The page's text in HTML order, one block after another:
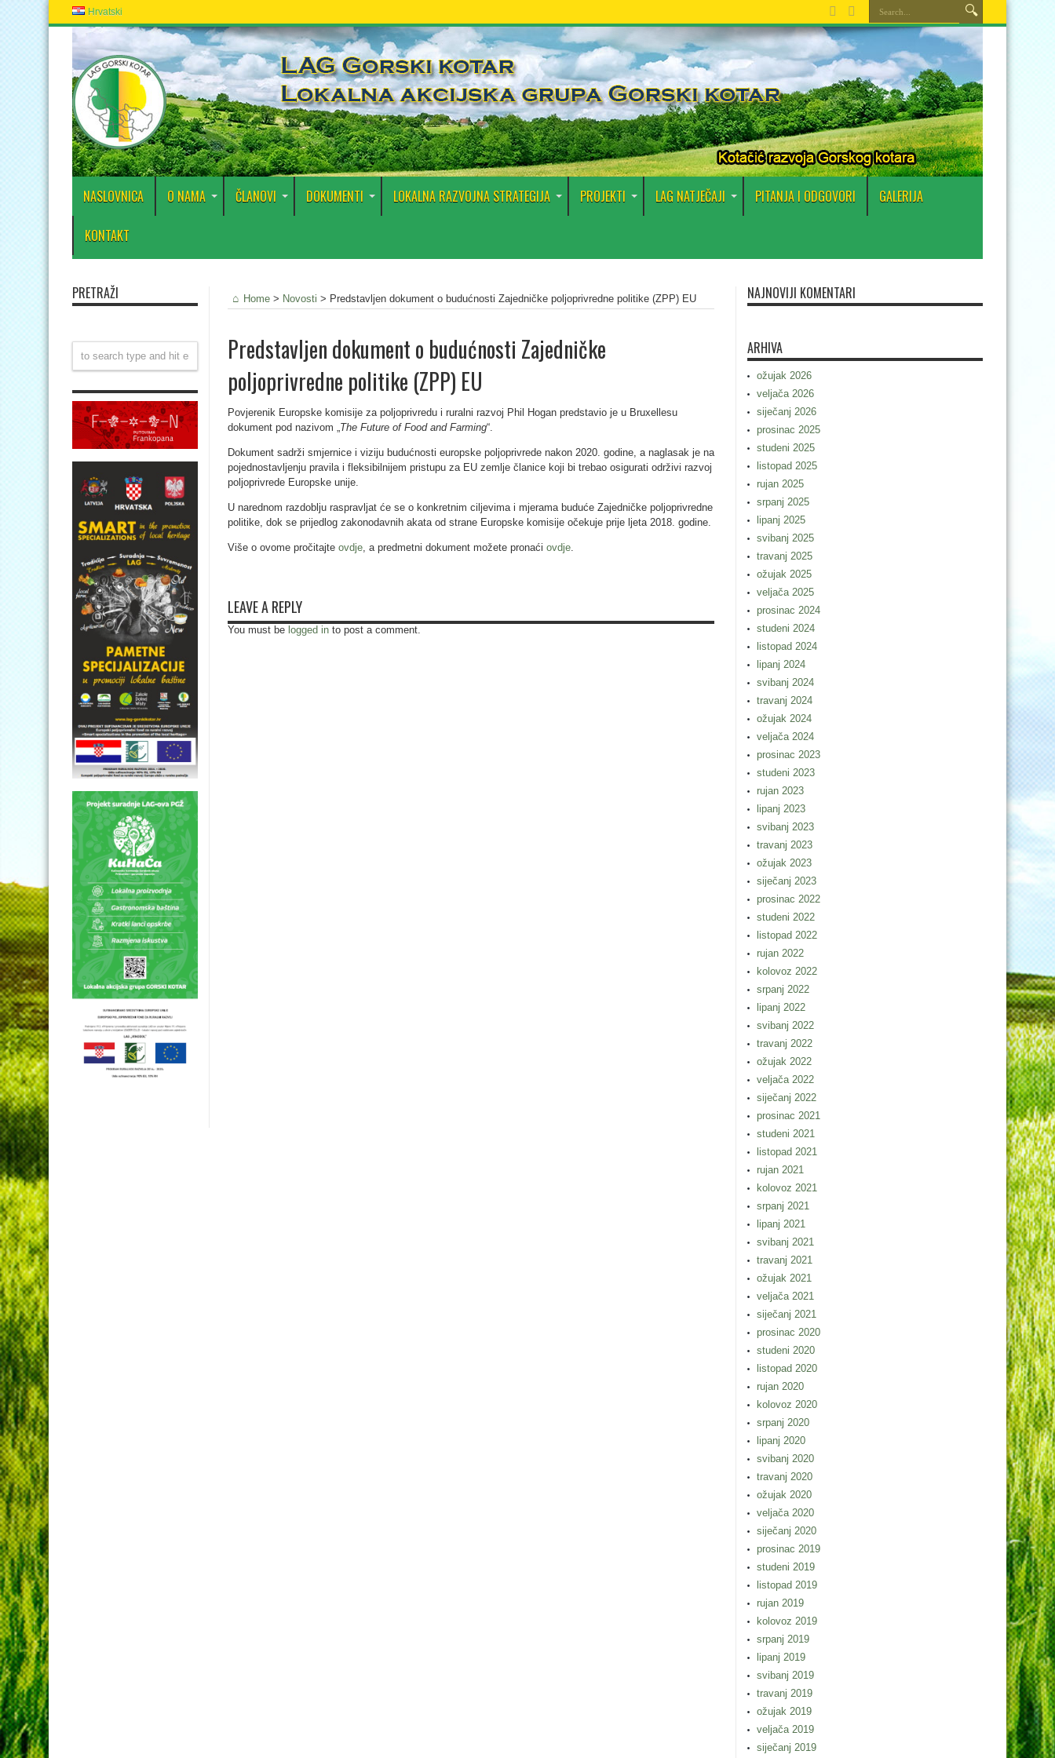
Hrvatski
NASLOVNICA O NAMA ČLANOVI DOKUMENTI LOKALNA RAZVOJNA STRATEGIJA PROJEKTI LAG NATJEČAJI PITANJA I ODGOVORI GALERIJA
KONTAKT
Home > Novosti > Predstavljen dokument o budućnosti Zajedničke poljoprivredne politike (ZPP) EU
Predstavljen dokument o budućnosti Zajedničke
poljoprivredne politike (ZPP) EU
Povjerenik Europske komisije za poljoprivredu i ruralni razvoj Phil Hogan predstavio je u Bruxellesu
dokument pod nazivom „The Future of Food and Farming“.
Dokument sadrži smjernice i viziju budućnosti europske poljoprivrede nakon 2020. godine, a naglasak je na
pojednostavljenju pravila i fleksibilnijem pristupu za EU zemlje članice koji bi trebao osigurati održivi razvoj
poljoprivrede Europske unije.
U narednom razdoblju raspravljat će se o konkretnim ciljevima i mjerama buduće Zajedničke poljoprivredne
politike, dok se prijedlog zakonodavnih akata od strane Europske komisije očekuje prije ljeta 2018. godine.
Više o ovome pročitajte ovdje, a predmetni dokument možete pronaći ovdje.
LEAVE A REPLY
You must be logged in to post a comment.
PRETRAŽI NAJNOVIJI KOMENTARI
ARHIVA
ožujak 2026
veljača 2026
siječanj 2026
prosinac 2025
studeni 2025
listopad 2025
rujan 2025
srpanj 2025
lipanj 2025
svibanj 2025
travanj 2025
ožujak 2025
veljača 2025
prosinac 2024
studeni 2024
listopad 2024
lipanj 2024
svibanj 2024
travanj 2024
ožujak 2024
veljača 2024
prosinac 2023
studeni 2023
rujan 2023
lipanj 2023
svibanj 2023
travanj 2023
ožujak 2023
siječanj 2023
prosinac 2022
studeni 2022
listopad 2022
rujan 2022
kolovoz 2022
srpanj 2022
lipanj 2022
svibanj 2022
travanj 2022
ožujak 2022
veljača 2022
siječanj 2022
prosinac 2021
studeni 2021
listopad 2021
rujan 2021
kolovoz 2021
srpanj 2021
lipanj 2021
svibanj 2021
travanj 2021
ožujak 2021
veljača 2021
siječanj 2021
prosinac 2020
studeni 2020
listopad 2020
rujan 2020
kolovoz 2020
srpanj 2020
lipanj 2020
svibanj 2020
travanj 2020
ožujak 2020
veljača 2020
siječanj 2020
prosinac 2019
studeni 2019
listopad 2019
rujan 2019
kolovoz 2019
srpanj 2019
lipanj 2019
svibanj 2019
travanj 2019
ožujak 2019
veljača 2019
siječanj 2019